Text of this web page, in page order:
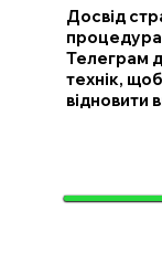
Досвід
Телеграм
технік,
відновити